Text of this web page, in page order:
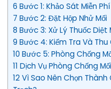
6 Bước 1: Khảo Sát Miễn Phí
7 Bước 2: Đặt Hộp Nhử Mối
8 Bước 3: Xử Lý Thuốc Diệt
9 Bước 4: Kiểm Tra Và
10 Bước 5: Phòng Chống
11 Dịch Vụ Phòng Chống
12 Vì Sao Nên Chọn